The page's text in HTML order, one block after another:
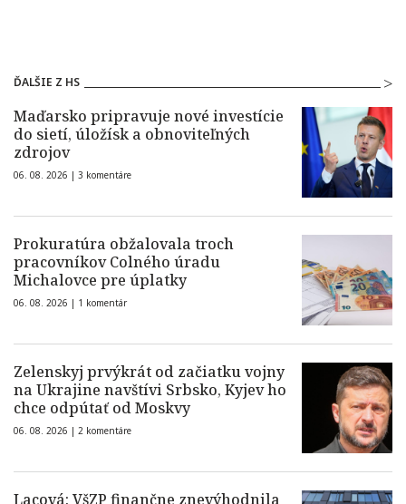
ĎALŠIE Z HS
Maďarsko pripravuje nové investície
do sietí, úložísk a obnoviteľných
zdrojov
06. 08. 2026 | 3 komentáre
Prokuratúra obžalovala troch
pracovníkov Colného úradu
Michalovce pre úplatky
06. 08. 2026 | 1 komentár
Zelenskyj prvýkrát od začiatku vojny
na Ukrajine navštívi Srbsko, Kyjev ho
chce odpútať od Moskvy
06. 08. 2026 | 2 komentáre
Lacová: VšZP finančne znevýhodnila